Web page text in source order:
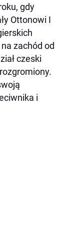
gdy
Ottonowi I
zachód od
czeski
i